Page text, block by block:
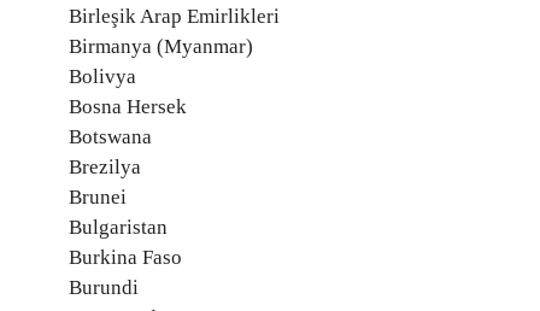
Birleşik Arap Emirlikleri
Birmanya (Myanmar)
Bolivya
Bosna Hersek
Botswana
Brezilya
Brunei
Bulgaristan
Burkina Faso
Burundi